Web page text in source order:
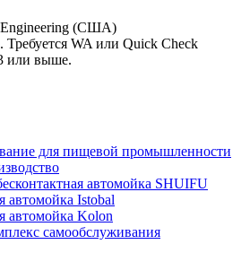
Engineering (США)
WA или Quick Check
или выше.
для пищевой промышленности
автомойка SHUIFU
автомойка Istobal
автомойка Kolon
самообслуживания